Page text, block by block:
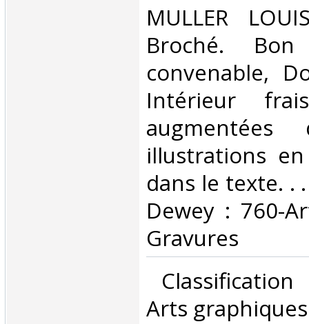
‎MULLER
Broché.
convenable,
Intérieur
augmentées
illustrations
dans le texte. .
Dewey : 760-
Gravures‎
Arts